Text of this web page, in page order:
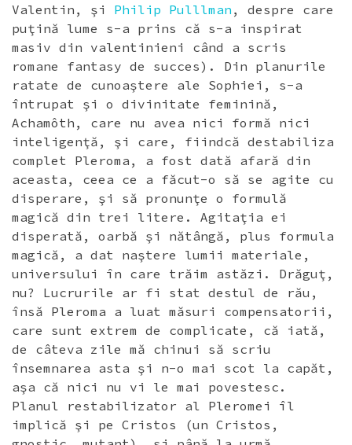
Valentin, şi Philip Pulllman , despre care
puţină lume s-a prins că s-a inspirat
masiv din valentinieni când a scris
romane fantasy de succes). Din planurile
ratate de cunoaştere ale Sophiei, s-a
întrupat şi o divinitate feminină,
Achamôth, care nu avea nici formă nici
inteligenţă, şi care, fiindcă destabiliza
complet Pleroma, a fost dată afară din
aceasta, ceea ce a făcut-o să se agite cu
disperare, şi să pronunţe o formulă
magică din trei litere. Agitaţia ei
disperată, oarbă şi nătângă, plus formula
magică, a dat naştere lumii materiale,
universului în care trăim astăzi. Drăguţ,
nu? Lucrurile ar fi stat destul de rău,
însă Pleroma a luat măsuri compensatorii,
care sunt extrem de complicate, că iată,
de câteva zile mă chinui să scriu
însemnarea asta şi n-o mai scot la capăt,
aşa că nici nu vi le mai povestesc.
Planul restabilizator al Pleromei îl
implică şi pe Cristos (un Cristos,